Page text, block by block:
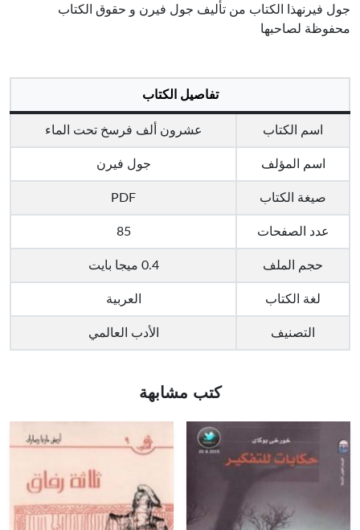
جول فيرنهذا الكتاب من تأليف جول فيرن و حقوق الكتاب
محفوظة لصاحبها
تفاصيل الكتاب
اسم الكتاب عشرون ألف فرسخ تحت الماء
اسم المؤلف جول فيرن
صيغة الكتاب PDF
عدد الصفحات 85
حجم الملف 0.4 ميجا بايت
لغة الكتاب العربية
التصنيف الأدب العالمي
كتب مشابهة